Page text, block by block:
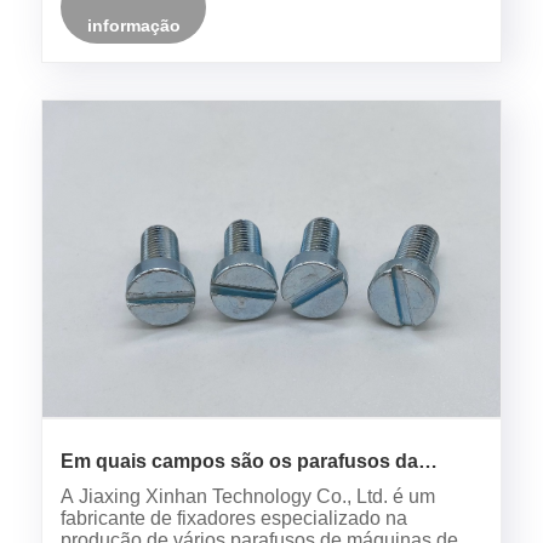
informação
Em quais campos são os parafusos da
máquina de queijo com fenda com fenda
usada?
A Jiaxing Xinhan Technology Co., Ltd. é um
fabricante de fixadores especializado na